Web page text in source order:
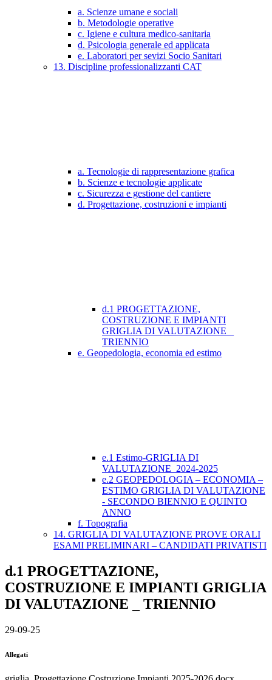
a. Scienze umane e sociali
b. Metodologie operative
c. Igiene e cultura medico-sanitaria
d. Psicologia generale ed applicata
e. Laboratori per sevizi Socio Sanitari
13. Discipline professionalizzanti CAT
a. Tecnologie di rappresentazione grafica
b. Scienze e tecnologie applicate
c. Sicurezza e gestione del cantiere
d. Progettazione, costruzioni e impianti
d.1 PROGETTAZIONE,
COSTRUZIONE E IMPIANTI
GRIGLIA DI VALUTAZIONE _
TRIENNIO
e. Geopedologia, economia ed estimo
e.1 Estimo-GRIGLIA DI
VALUTAZIONE_2024-2025
e.2 GEOPEDOLOGIA – ECONOMIA –
ESTIMO GRIGLIA DI VALUTAZIONE
- SECONDO BIENNIO E QUINTO
ANNO
f. Topografia
14. GRIGLIA DI VALUTAZIONE PROVE ORALI
ESAMI PRELIMINARI – CANDIDATI PRIVATISTI
d.1 PROGETTAZIONE,
COSTRUZIONE E IMPIANTI GRIGLIA
DI VALUTAZIONE _ TRIENNIO
29-09-25
Allegati